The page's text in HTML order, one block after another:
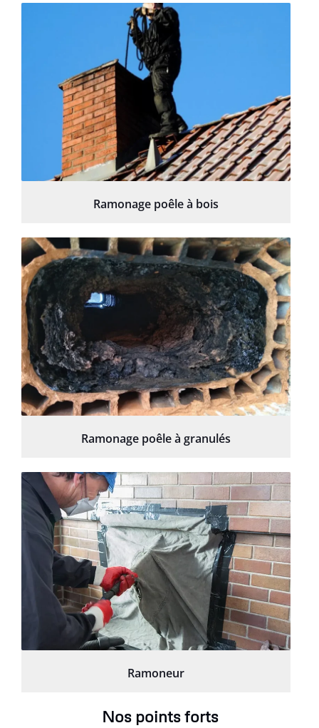
Ramonage poêle à bois
Ramonage poêle à granulés
Ramoneur
Nos points forts